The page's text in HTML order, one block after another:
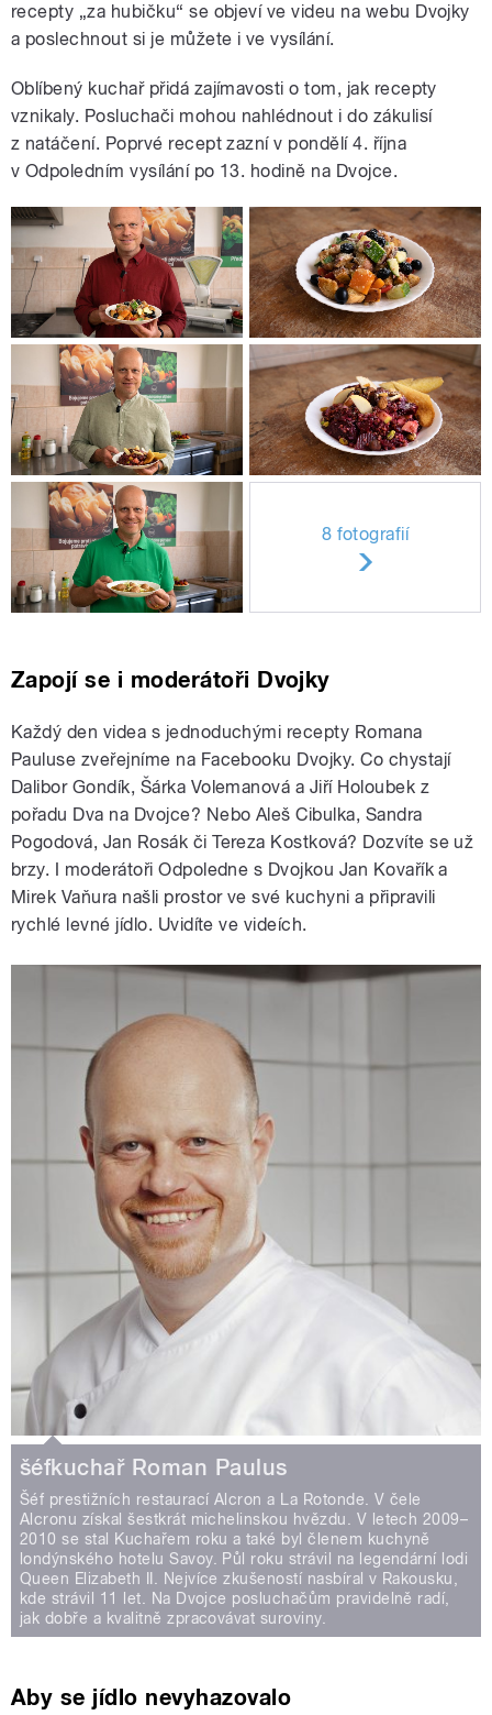
recepty „za hubičku“ se objeví ve videu na webu Dvojky
a poslechnout si je můžete i ve vysílání.
Oblíbený kuchař přidá zajímavosti o tom, jak recepty
vznikaly. Posluchači mohou nahlédnout i do zákulisí
z natáčení. Poprvé recept zazní v pondělí 4. října
v Odpoledním vysílání po 13. hodině na Dvojce.
8 fotografií
Zapojí se i moderátoři Dvojky
Každý den videa s jednoduchými recepty Romana
Pauluse zveřejníme na Facebooku Dvojky. Co chystají
Dalibor Gondík, Šárka Volemanová a Jiří Holoubek z
pořadu Dva na Dvojce? Nebo Aleš Cibulka, Sandra
Pogodová, Jan Rosák či Tereza Kostková? Dozvíte se už
brzy. I moderátoři Odpoledne s Dvojkou Jan Kovařík a
Mirek Vaňura našli prostor ve své kuchyni a připravili
rychlé levné jídlo. Uvidíte ve videích.
šéfkuchař Roman Paulus
Šéf prestižních restaurací Alcron a La Rotonde. V čele
Alcronu získal šestkrát michelinskou hvězdu. V letech 2009–
2010 se stal Kuchařem roku a také byl členem kuchyně
londýnského hotelu Savoy. Půl roku strávil na legendární lodi
Queen Elizabeth II. Nejvíce zkušeností nasbíral v Rakousku,
kde strávil 11 let. Na Dvojce posluchačům pravidelně radí,
jak dobře a kvalitně zpracovávat suroviny.
Aby se jídlo nevyhazovalo